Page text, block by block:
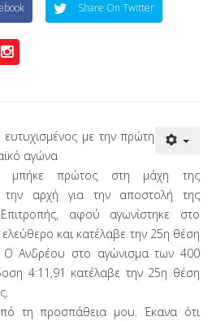
Share On Twitter
με την πρώτη
αγώνα
μπήκε πρώτος στη μάχη της
την αρχή για την αποστολή της
αφού αγωνίστηκε στο
και κατέλαβε την 25η θέση
Ανδρέου στο αγώνισμα των 400
4:11,91 κατέλαβε την 25η θέση
τη προσπάθεια μου. Έκανα ότι